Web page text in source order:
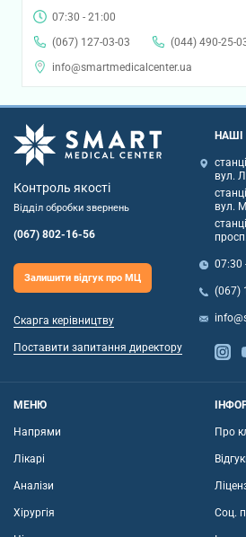
07:30 - 21:00
(067) 127-03-03
(044) 490-25-
info@smartmedicalcenter.ua
Контроль якості
Відділ обробки звернень
(067) 802-16-56
Залишити відгук про МЦ
Скарга керівництву
Поставити запитання директору
НАШІ
вул.
вул.
07:30
(067)
МЕНЮ
Напрями
Лікарі
Аналізи
Хірургія
Про
Соц.